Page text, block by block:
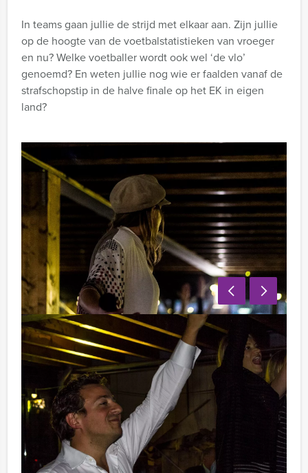
In teams gaan jullie de strijd met elkaar aan. Zijn jullie
op de hoogte van de voetbalstatistieken van vroeger
en nu? Welke voetballer wordt ook wel ‘de vlo’
genoemd? En weten jullie nog wie er faalden vanaf de
strafschopstip in de halve finale op het EK in eigen
land?
Verschillende beeld- en geluidsfragmenten zijn in de
quiz verwerkt. Uiteraard kunnen wij de
moeilijkheidsgraad volledig naar uw wens aanpassen.
Om de sfeer te verhogen hebben we nog enkele
andere rondes bedacht. Als een echte Jeroen van
Koningsbrugge gaat een teamlid zoveel mogelijk
bekende voetballers omschrijven. Dat wordt natuurlijk
lachen, gieren, brullen!